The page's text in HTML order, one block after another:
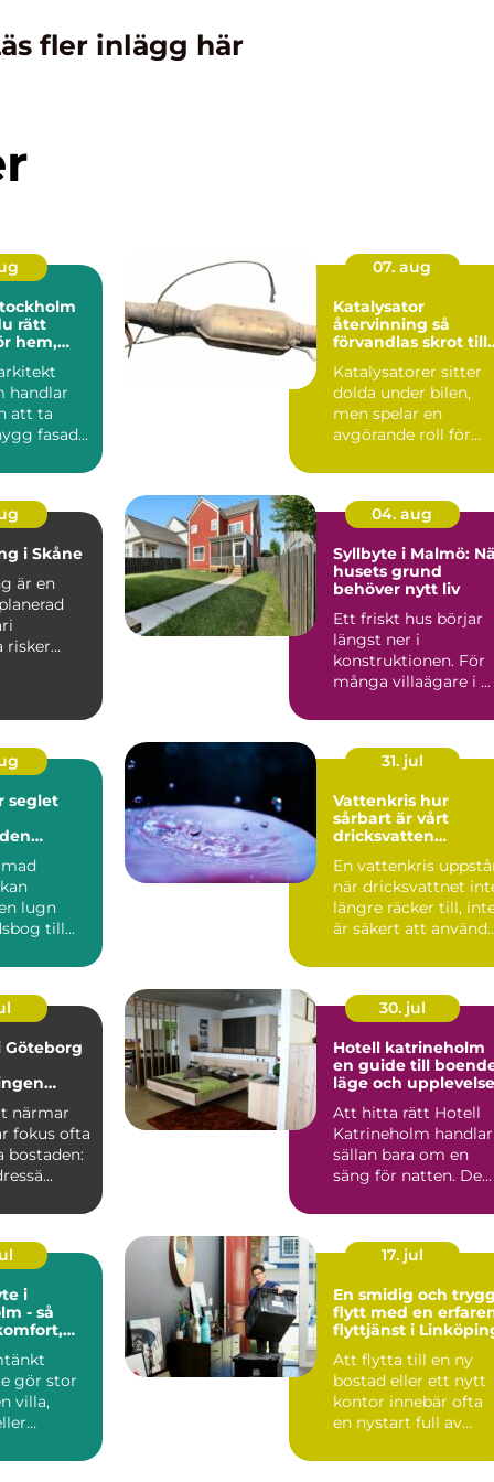
fler inlägg här
rätt
hem,
handlar
att ta
fasad
07. aug
Katalysator
återvinning så
förvandlas skrot till
Katalysatorer sitter
dolda under bilen,
men spelar en
avgörande roll för
ekonomi. När...
i Skåne
är en
risker
04. aug
Syllbyte i Malmö:
husets grund
behöver nytt liv
Ett friskt hus börjar
längst ner i
konstruktionen. För
många villaägare i ...
lugn
till
båte...
31. jul
Vattenkris hur
sårbart är vårt
dricksvatten
En vattenkris
när dricksvattnet
längre räcker till,
är säkert att
Göteborg
närmar
fokus ofta
bostaden:
30. jul
Hotell katrineholm
en guide till
läge och
Att hitta rätt Hotell
Katrineholm handlar
sällan bara om en
säng för natten. De
i
- så
gör stor
villa,
17. jul
En smidig och trygg
flytt med en
flyttjänst i
Att flytta till en ny
bostad eller ett nytt
kontor innebär ofta
en nystart full av